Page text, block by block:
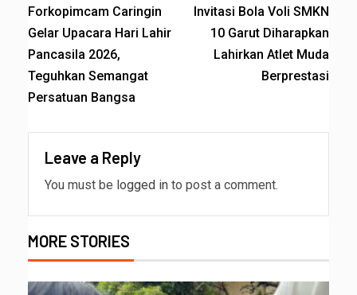
Forkopimcam Caringin
Gelar Upacara Hari Lahir
Pancasila 2026,
Teguhkan Semangat
Persatuan Bangsa
Invitasi Bola Voli SMKN
10 Garut Diharapkan
Lahirkan Atlet Muda
Berprestasi
Leave a Reply
You must be logged in to post a comment.
MORE STORIES